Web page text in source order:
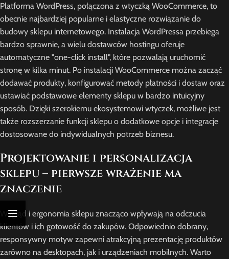
Platforma WordPress, połączona z wtyczką WooCommerce, to
obecnie najbardziej popularne i elastyczne rozwiązanie do
budowy sklepu internetowego. Instalacja WordPressa przebiega
bardzo sprawnie, a wielu dostawców hostingu oferuje
automatyczne "one-click install", które pozwalają uruchomić
stronę w kilka minut. Po instalacji WooCommerce można zacząć
dodawać produkty, konfigurować metody płatności i dostaw oraz
ustawiać podstawowe elementy sklepu w bardzo intuicyjny
sposób. Dzięki szerokiemu ekosystemowi wtyczek, możliwe jest
także rozszerzanie funkcji sklepu o dodatkowe opcje i integracje
dostosowane do indywidualnych potrzeb biznesu.
Projektowanie i personalizacja
sklepu – pierwsze wrażenie ma
znaczenie
Wygląd i ergonomia sklepu znacząco wpływają na odczucia
klientów i ich gotowość do zakupów. Odpowiednio dobrany,
responsywny motyw zapewni atrakcyjną prezentację produktów
zarówno na desktopach, jak i urządzeniach mobilnych. Warto